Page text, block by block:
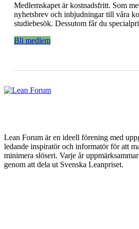
Medlemskapet är kostnadsfritt. Som
nyhetsbrev och inbjudningar till våra
studiebesök. Dessutom får du
Bli medlem
Lean Forum är en ideell förening med
ledande inspiratör och informatör för att
minimera slöseri. Varje år
genom att dela ut Svenska Leanpriset.